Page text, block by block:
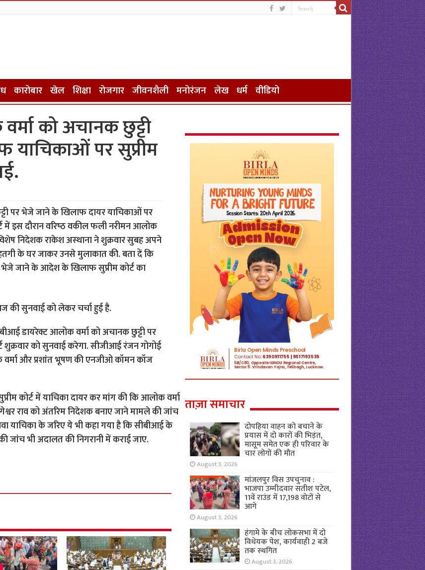
कारोबार खेल शिक्षा रोजगार जीवनशैली मनोरंजन लेख धर्म वीडियो
को अचानक छुट्टी
पर सुप्रीम
पर भेजे जाने के खिलाफ दायर याचिकाओं पर
में इस दौरान वरिष्‍ठ वकील फली नरीमन आलोक
निदेशक राकेश अस्‍थाना ने शुक्रवार सुबह अपने
के घर जाकर उनसे मुलाकात की. बता दें कि
भेजे जाने के आदेश के खिलाफ सुप्रीम कोर्ट का
की सुनवाई को लेकर चर्चा हुई है.
डायरेक्ट आलोक वर्मा को अचानक छुट्टी पर
को सुनवाई करेगा. सीजीआई रंजन गोगोई
वर्मा और प्रशांत भूषण की एनजीओ कॉमन कॉज
कोर्ट में याचिका दायर कर मांग की कि आलोक वर्मा
राव को अंतरिम निदेशक बनाए जाने मामले की जांच
याचिका के जरिए ये भी कहा गया है कि सीबीआई के
जांच भी अदालत की निगरानी में कराई जाए.
ताज़ा समाचार
दोपहिया वाहन को बचाने के
प्रयास में दो कारों की भिड़ंत,
मासूम समेत एक ही परिवार के
चार लोगों की मौत
August 3, 2026
मांजलपुर विस उपचुनाव :
भाजपा उम्मीदवार सतीश पटेल,
11वें राउंड में 17,198 वोटों से
आगे
August 3, 2026
हंगामे के बीच लोकसभा में दो
विधेयक पेश, कार्यवाही 2 बजे
तक स्थगित
August 3, 2026